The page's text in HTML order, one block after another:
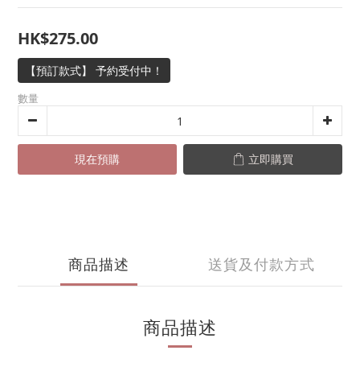
HK$275.00
【預訂款式】 予約受付中！
數量
現在預購 立即購買
商品描述 送貨及付款方式
商品描述